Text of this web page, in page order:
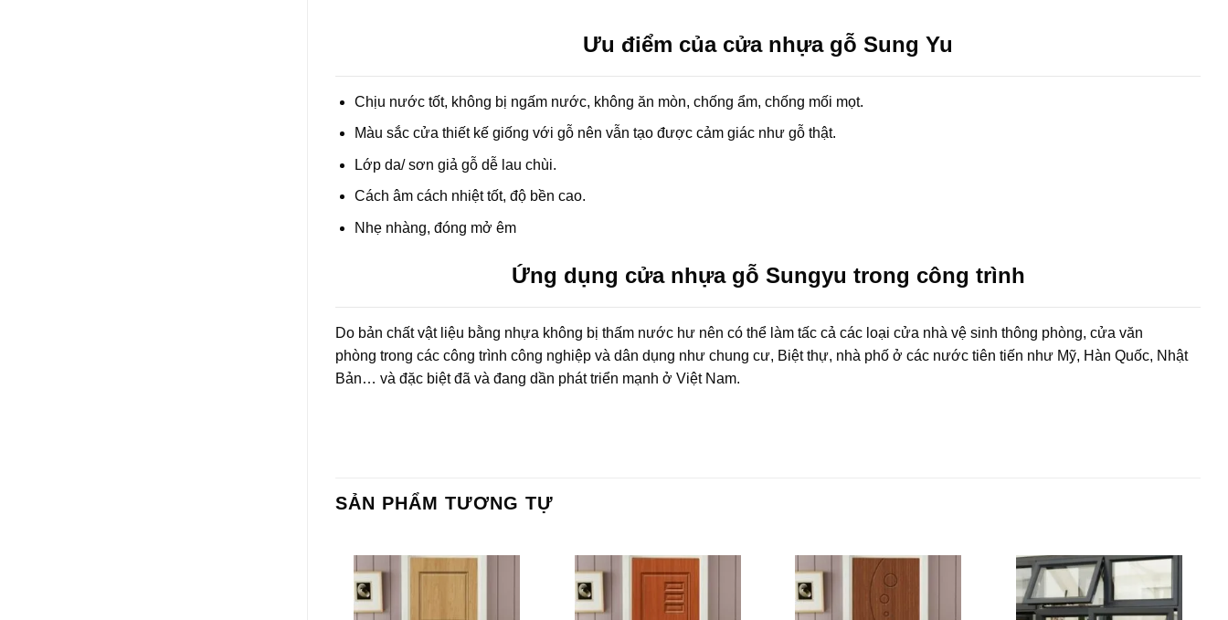
Ưu điểm của cửa nhựa gỗ Sung Yu
Chịu nước tốt, không bị ngấm nước, không ăn mòn, chống ẩm, chống mối mọt.
Màu sắc cửa thiết kế giống với gỗ nên vẫn tạo được cảm giác như gỗ thật.
Lớp da/ sơn giả gỗ dễ lau chùi.
Cách âm cách nhiệt tốt, độ bền cao.
Nhẹ nhàng, đóng mở êm
Ứng dụng cửa nhựa gỗ Sungyu trong công trình
Do bản chất vật liệu bằng nhựa không bị thấm nước hư nên có thể làm tấc cả các loại cửa nhà vệ sinh thông phòng, cửa văn
phòng trong các công trình công nghiệp và dân dụng như chung cư, Biệt thự, nhà phố ở các nước tiên tiến như Mỹ, Hàn Quốc, Nhật
Bản… và đặc biệt đã và đang dần phát triển mạnh ở Việt Nam.
SẢN PHẨM TƯƠNG TỰ